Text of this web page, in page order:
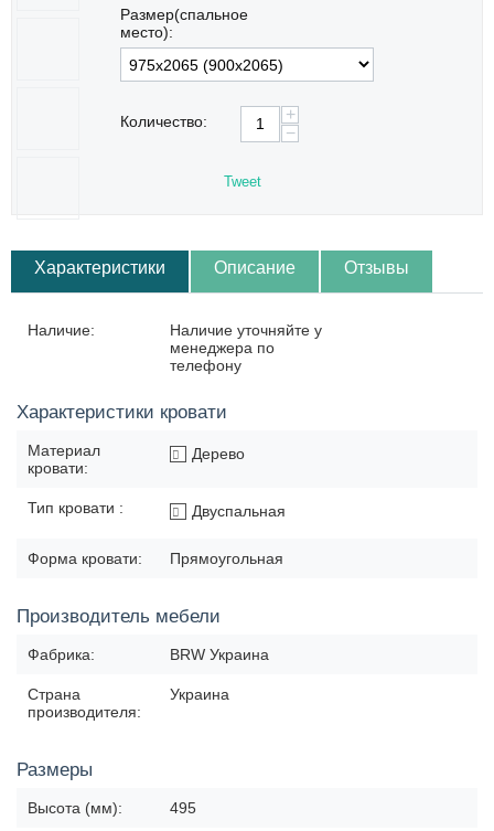
Размер(спальное
место):
Количество:
+
−
Tweet
Характеристики Описание Отзывы
Наличие:
Наличие уточняйте у
менеджера по
телефону
Характеристики кровати
Материал
кровати:
Дерево
Тип кровати : Двуспальная
Форма кровати: Прямоугольная
Производитель мебели
Фабрика: BRW Украина
Страна
производителя:
Украина
Размеры
Высота (мм): 495